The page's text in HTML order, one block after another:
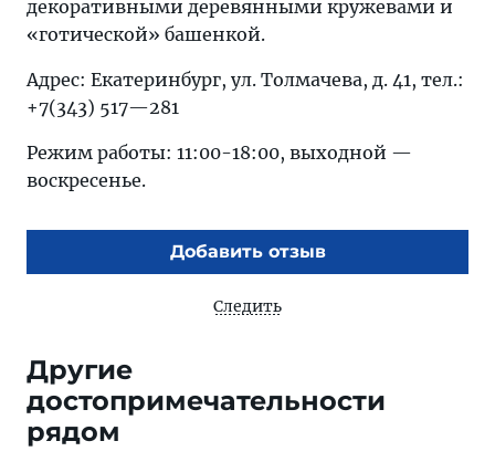
декоративными деревянными кружевами и
«готической» башенкой.
Адрес: Екатеринбург, ул. Толмачева, д. 41, тел.:
+7(343) 517—281
Режим работы: 11:00-18:00, выходной —
воскресенье.
Добавить отзыв
Следить
Другие
достопримечательности
рядом